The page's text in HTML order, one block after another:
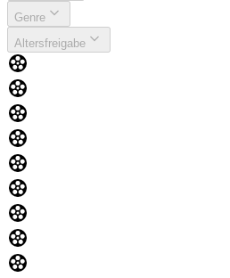
Genre
Altersfreigabe